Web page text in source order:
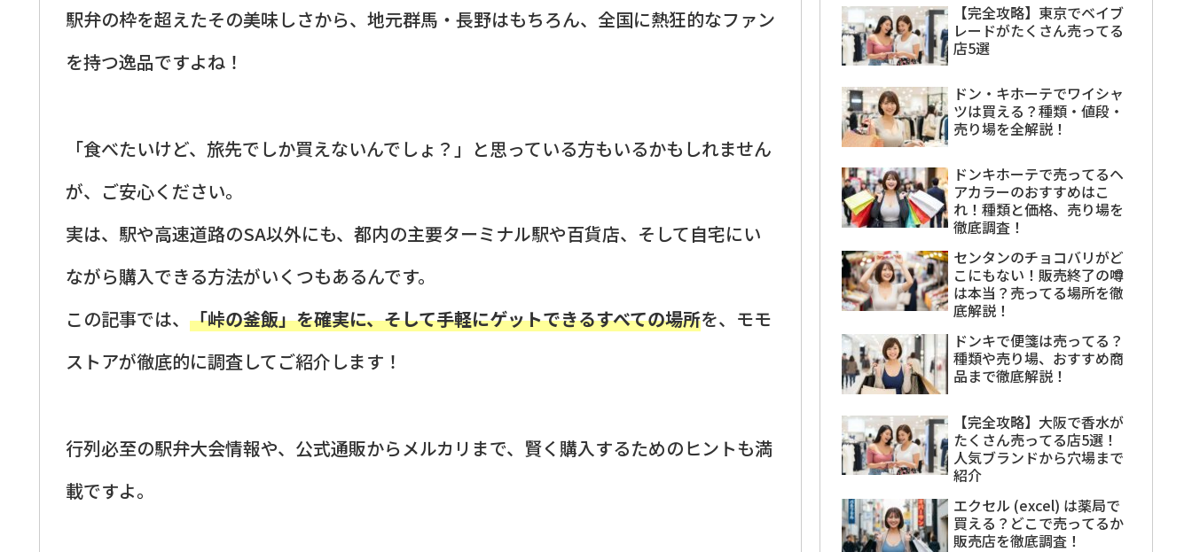
駅弁の枠を超えたその美味しさから、地元群馬・長野はもちろん、全国に熱狂的なファン
を持つ逸品ですよね！
「食べたいけど、旅先でしか買えないんでしょ？」と思っている方もいるかもしれません
が、ご安心ください。
実は、駅や高速道路のSA以外にも、都内の主要ターミナル駅や百貨店、そして自宅にい
ながら購入できる方法がいくつもあるんです。
この記事では、 「峠の釜飯」を確実に、そして手軽にゲットできるすべての場所を、モモ
ストアが徹底的に調査してご紹介します！
行列必至の駅弁大会情報や、公式通販からメルカリまで、賢く購入するためのヒントも満
載ですよ。
【完全攻略】東京でベイブ
レードがたくさん売ってる
店5選
ドン・キホーテでワイシャ
ツは買える？種類・値段・
売り場を全解説！
ドンキホーテで売ってるヘ
アカラーのおすすめはこ
れ！種類と価格、売り場を
徹底調査！
センタンのチョコバリがど
こにもない！販売終了の噂
は本当？売ってる場所を徹
底解説！
ドンキで便箋は売ってる？
種類や売り場、おすすめ商
品まで徹底解説！
【完全攻略】大阪で香水が
たくさん売ってる店5選！
人気ブランドから穴場まで
紹介
エクセル (excel) は薬局で
買える？どこで売ってるか
販売店を徹底調査！